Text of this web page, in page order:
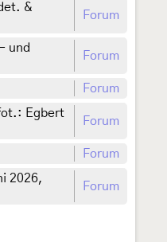
&
Forum
und
Forum
Forum
Egbert
Forum
Forum
2026,
Forum